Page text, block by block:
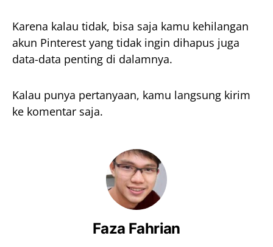
Karena kalau tidak, bisa saja kamu kehilangan
akun Pinterest yang tidak ingin dihapus juga
data-data penting di dalamnya.
Kalau punya pertanyaan, kamu langsung kirim
ke komentar saja.
Faza Fahrian